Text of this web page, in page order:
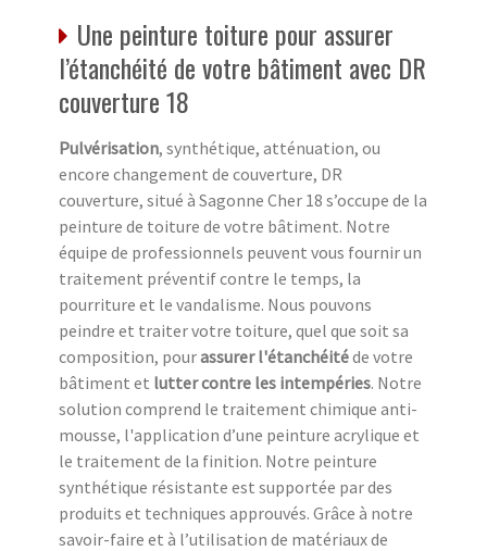
Une peinture toiture pour assurer
l’étanchéité de votre bâtiment avec DR
couverture 18
Pulvérisation, synthétique, atténuation, ou
encore changement de couverture, DR
couverture, situé à Sagonne Cher 18 s’occupe de la
peinture de toiture de votre bâtiment. Notre
équipe de professionnels peuvent vous fournir un
traitement préventif contre le temps, la
pourriture et le vandalisme. Nous pouvons
peindre et traiter votre toiture, quel que soit sa
composition, pourassurer l'étanchéitéde votre
bâtiment et lutter contre les intempéries. Notre
solution comprend le traitement chimique anti-
mousse, l'application d’une peinture acrylique et
le traitement de la finition. Notre peinture
synthétique résistante est supportée par des
produits et techniques approuvés. Grâce à notre
savoir-faire et à l’utilisation de matériaux de